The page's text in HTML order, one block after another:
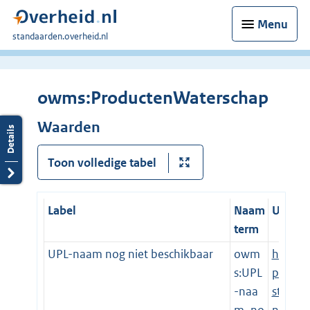
Menu
U
bent
standaarden.overheid.nl
owms:ProductenWaterschap
Waarden
Toon volledige tabel
Label
Naam
term
URI
UPL-naam nog niet beschikbaar
owm
s:UPL
-naa
htt
p://
sta